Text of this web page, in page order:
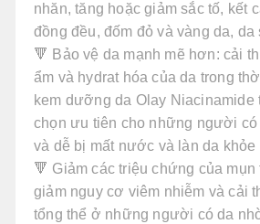
nhăn, tăng hoặc giảm sắc tố, kết
đồng đều, đốm đỏ và vàng da, da
🔻 Bảo vệ da mạnh mẽ hơn: cải
ẩm và hydrat hóa của da trong
kem dưỡng da Olay Niacinamide
chọn ưu tiên cho những người có
và dễ bị mất nước và làn da khỏe
🔻 Giảm các triệu chứng của mụn
giảm nguy cơ viêm nhiễm và cải
tổng thể ở những người có da